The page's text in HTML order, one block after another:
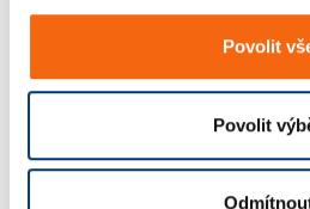
Povolit
Povolit